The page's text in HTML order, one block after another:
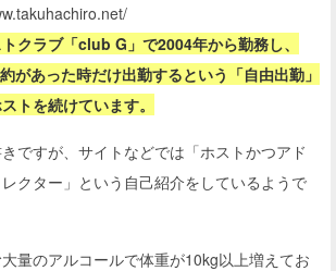
クラブ「club G」で2004年から勤務し、
があった時だけ出勤するという「自由出勤」
トを続けています。
ですが、サイトなどでは「ホストかつアド
クター」という自己紹介をしているようで
量のアルコールで体重が10kg以上増えてお